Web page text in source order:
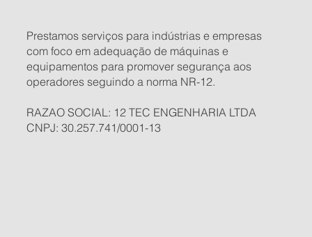
Prestamos serviços para indústrias e empresas
com foco em adequação de máquinas e
equipamentos para promover segurança aos
operadores seguindo a norma NR-12.
RAZAO SOCIAL: 12 TEC ENGENHARIA LTDA
CNPJ: 30.257.741/0001-13